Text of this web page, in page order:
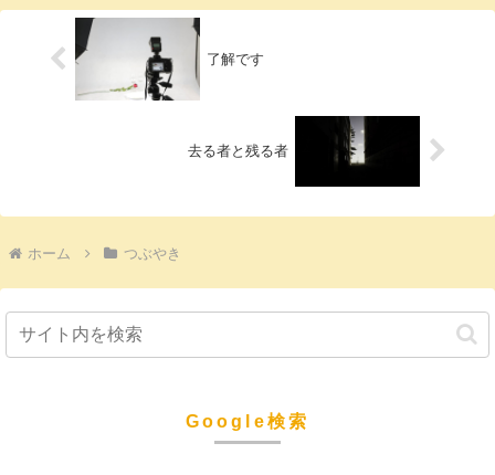
了解です
去る者と残る者
ホーム つぶやき
Google検索